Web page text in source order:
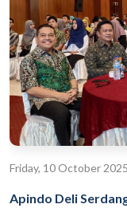
Friday, 10 October 2025
Apindo Deli